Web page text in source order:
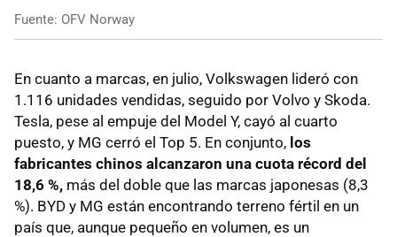
Fuente: OFV Norway
En cuanto a marcas, en julio, Volkswagen lideró con
1.116 unidades vendidas, seguido por Volvo y Skoda.
Tesla, pese al empuje del Model Y, cayó al cuarto
puesto, y MG cerró el Top 5. En conjunto, los
fabricantes chinos alcanzaron una cuota récord del
18,6 %, más del doble que las marcas japonesas (8,3
%). BYD y MG están encontrando terreno fértil en un
país que, aunque pequeño en volumen, es un